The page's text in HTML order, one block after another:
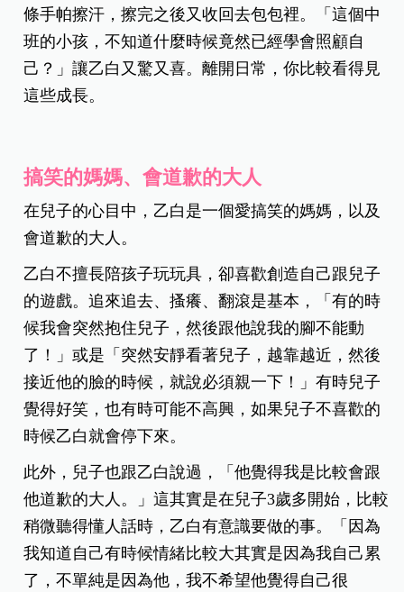
條手帕擦汗，擦完之後又收回去包包裡。「這個中
班的小孩，不知道什麼時候竟然已經學會照顧自
己？」讓乙白又驚又喜。離開日常，你比較看得見
這些成長。
搞笑的媽媽、會道歉的大人
在兒子的心目中，乙白是一個愛搞笑的媽媽，以及
會道歉的大人。
乙白不擅長陪孩子玩玩具，卻喜歡創造自己跟兒子
的遊戲。追來追去、搔癢、翻滾是基本，「有的時
候我會突然抱住兒子，然後跟他說我的腳不能動
了！」或是「突然安靜看著兒子，越靠越近，然後
接近他的臉的時候，就說必須親一下！」有時兒子
覺得好笑，也有時可能不高興，如果兒子不喜歡的
時候乙白就會停下來。
此外，兒子也跟乙白說過，「他覺得我是比較會跟
他道歉的大人。」這其實是在兒子3歲多開始，比較
稍微聽得懂人話時，乙白有意識要做的事。「因為
我知道自己有時候情緒比較大其實是因為我自己累
了，不單純是因為他，我不希望他覺得自己很